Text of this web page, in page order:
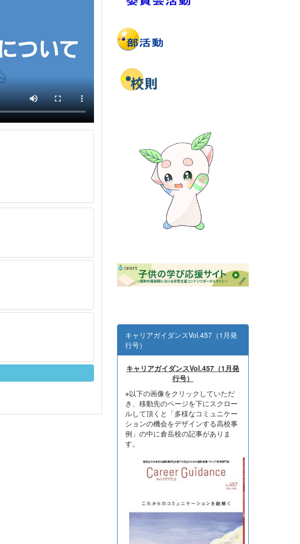
キャリアガイダンスVol.457（1月発
行号）
キャリアガイダンスVol.457（1月発
行号）
※以下の画像をクリックしていただ
き、移動先のページを下にスクロー
ルして頂くと「多様なコミュニケー
ションの機会をデザインする高校事
例」の中に倉岳校の記事がありま
す。